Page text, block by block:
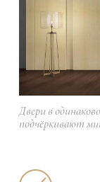
Двери в
подчёркивают